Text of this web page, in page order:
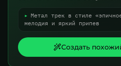
▸ Метал трек в стиле
мелодия и яркий припев
Создать